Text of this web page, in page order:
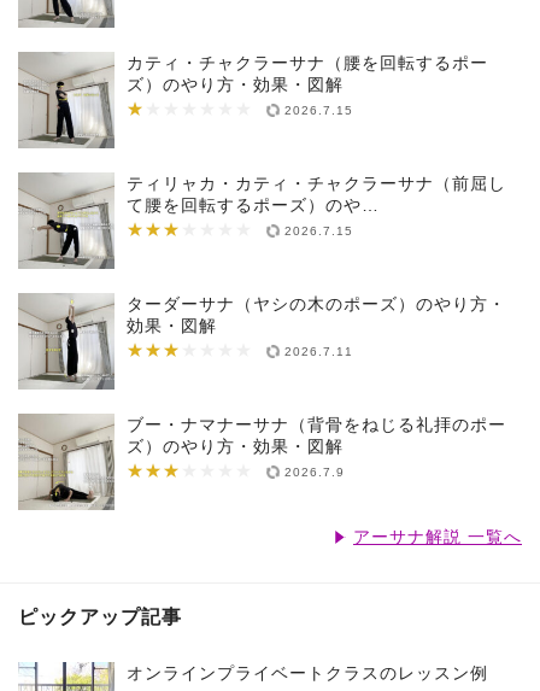
カティ・チャクラーサナ（腰を回転するポー
ズ）のやり方・効果・図解
★
★★★★★★★ 2026.7.15
ティリャカ・カティ・チャクラーサナ（前屈し
て腰を回転するポーズ）のや…
★★★
★★★★★★★ 2026.7.15
ターダーサナ（ヤシの木のポーズ）のやり方・
効果・図解
★★★
★★★★★★★ 2026.7.11
ブー・ナマナーサナ（背骨をねじる礼拝のポー
ズ）のやり方・効果・図解
★★★
★★★★★★★ 2026.7.9
アーサナ解説 一覧へ
ピックアップ記事
オンラインプライベートクラスのレッスン例